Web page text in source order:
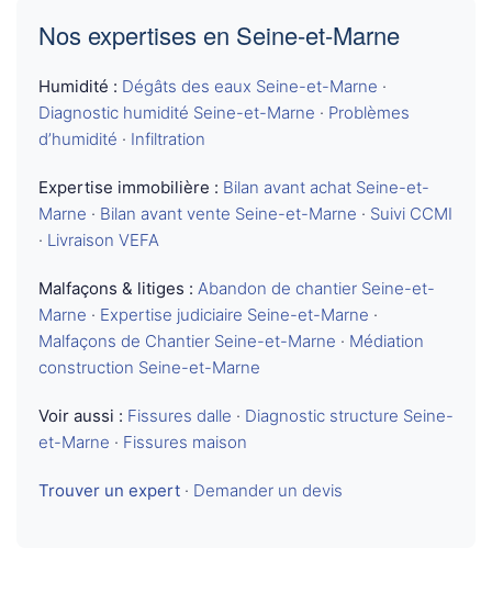
Nos expertises en Seine-et-Marne
Humidité : Dégâts des eaux Seine-et-Marne ·
Diagnostic humidité Seine-et-Marne · Problèmes
d’humidité · Infiltration
Expertise immobilière : Bilan avant achat Seine-et-
Marne · Bilan avant vente Seine-et-Marne · Suivi CCMI
· Livraison VEFA
Malfaçons & litiges : Abandon de chantier Seine-et-
Marne · Expertise judiciaire Seine-et-Marne ·
Malfaçons de Chantier Seine-et-Marne · Médiation
construction Seine-et-Marne
Voir aussi : Fissures dalle · Diagnostic structure Seine-
et-Marne · Fissures maison
Trouver un expert · Demander un devis